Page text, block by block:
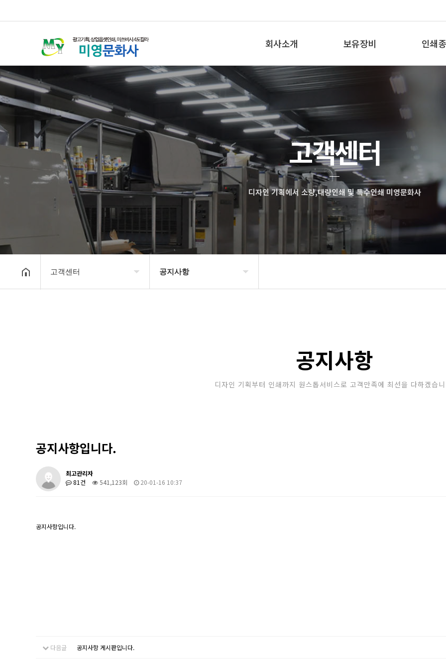
회사소개
인사말
보유장비 인쇄
고객센터
디자인 기획에서 소량,대량인쇄 및 특수인쇄 미영문화사
고객센터 공지사항
공지사항
디자인 기획부터 인쇄까지 원스톱서비스로 고객만족에 최선을 다하겠습
공지사항입니다.
최고관리자
81건
541,123회 20-01-16 10:37
공지사항입니다.
다음글 공지사항 게시판입니다.